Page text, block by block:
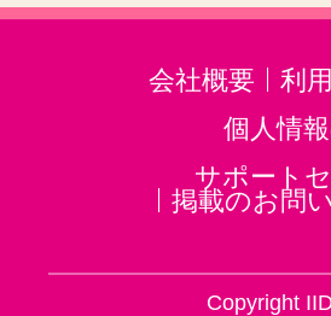
音楽講師・教師(1)
音楽・楽器その他
会社概要 利
個人情
サポート
掲載のお問
Copyright